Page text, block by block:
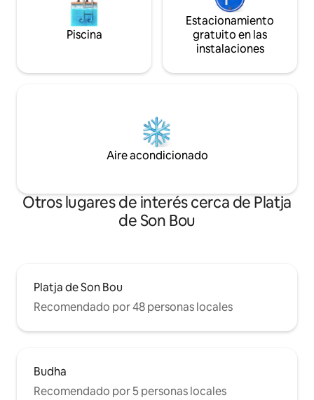
Piscina
Estacionamiento
gratuito en las
instalaciones
Aire acondicionado
Otros lugares de interés cerca de Platja
de Son Bou
Platja de Son Bou
Recomendado por 48 personas locales
Budha
Recomendado por 5 personas locales